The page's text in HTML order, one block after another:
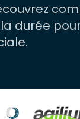
durée